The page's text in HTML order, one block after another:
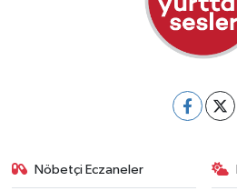
Nöbetçi Eczaneler